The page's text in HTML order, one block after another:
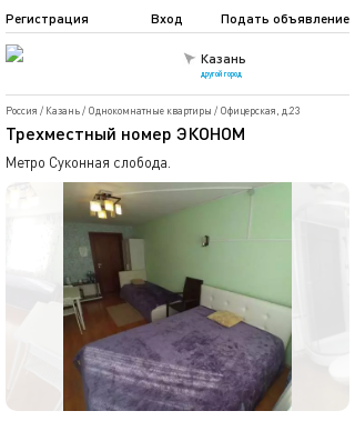
Казань
другой город
Подать объявление
Регистрация Вход
Россия / Казань/ Однокомнатные квартиры / Офицерская, д.23
Трехместный номер ЭКОНОМ
Метро Суконная слобода.